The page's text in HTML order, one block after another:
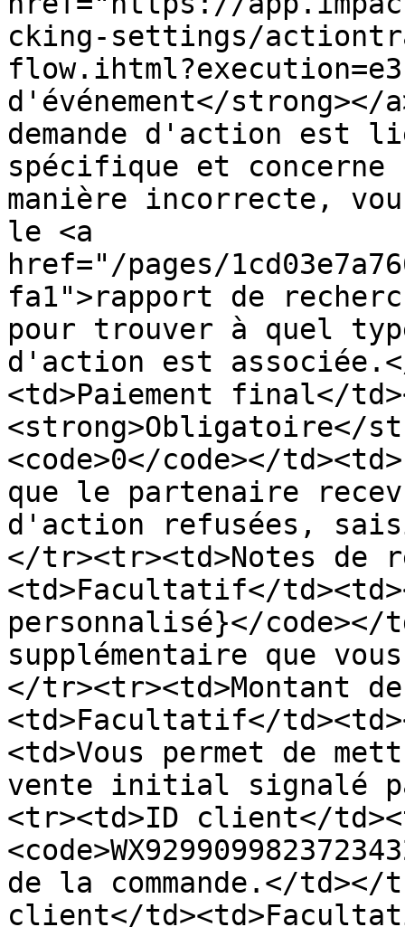
cking-settings/
d'événement</
demande d'action est
spécifique et
manière incorrecte,
le <a
href="/pages/
fa1">rapport de
pour trouver à quel
d'action est
<td>Paiement final</
<strong>Obligatoire</
<code>0</code></
que le partenaire
d'action refusées,
</tr><tr><td>Notes de
<td>Facultatif</
personnalisé}</code></
supplémentaire que
</tr><tr><td>Montant
<td>Facultatif</
<td>Vous permet de
vente initial signalé
<tr><td>ID client</
de la commande.</
client</